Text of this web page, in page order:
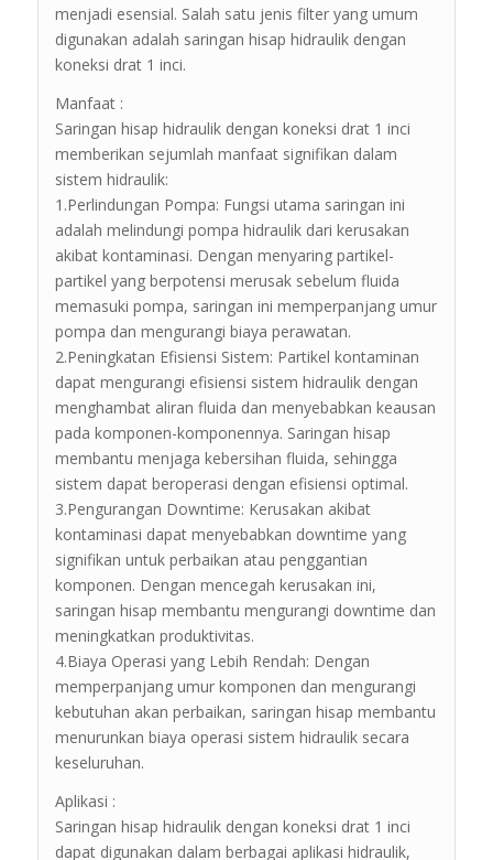
menjadi esensial. Salah satu jenis filter yang umum
digunakan adalah saringan hisap hidraulik dengan
koneksi drat 1 inci.
Manfaat :
Saringan hisap hidraulik dengan koneksi drat 1 inci
memberikan sejumlah manfaat signifikan dalam
sistem hidraulik:
1.Perlindungan Pompa: Fungsi utama saringan ini
adalah melindungi pompa hidraulik dari kerusakan
akibat kontaminasi. Dengan menyaring partikel-
partikel yang berpotensi merusak sebelum fluida
memasuki pompa, saringan ini memperpanjang umur
pompa dan mengurangi biaya perawatan.
2.Peningkatan Efisiensi Sistem: Partikel kontaminan
dapat mengurangi efisiensi sistem hidraulik dengan
menghambat aliran fluida dan menyebabkan keausan
pada komponen-komponennya. Saringan hisap
membantu menjaga kebersihan fluida, sehingga
sistem dapat beroperasi dengan efisiensi optimal.
3.Pengurangan Downtime: Kerusakan akibat
kontaminasi dapat menyebabkan downtime yang
signifikan untuk perbaikan atau penggantian
komponen. Dengan mencegah kerusakan ini,
saringan hisap membantu mengurangi downtime dan
meningkatkan produktivitas.
4.Biaya Operasi yang Lebih Rendah: Dengan
memperpanjang umur komponen dan mengurangi
kebutuhan akan perbaikan, saringan hisap membantu
menurunkan biaya operasi sistem hidraulik secara
keseluruhan.
Aplikasi :
Saringan hisap hidraulik dengan koneksi drat 1 inci
dapat digunakan dalam berbagai aplikasi hidraulik,